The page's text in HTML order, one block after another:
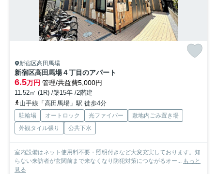
新宿区高田馬場
新宿区高田馬場４丁目のアパート
6.5万円 管理/共益費5,000円
11.52㎡ (1R) /築15年 /2階建
山手線「高田馬場」駅 徒歩4分
駐輪場 オートロック 光ファイバー
敷地内ごみ置き場
外観タイル張り
公共下水
室内設備はネット使用料不要・照明付きなど大変充実しております。知
らない来訪者が玄関前まで来なくなり防犯対策につながるオー... もっと
見る